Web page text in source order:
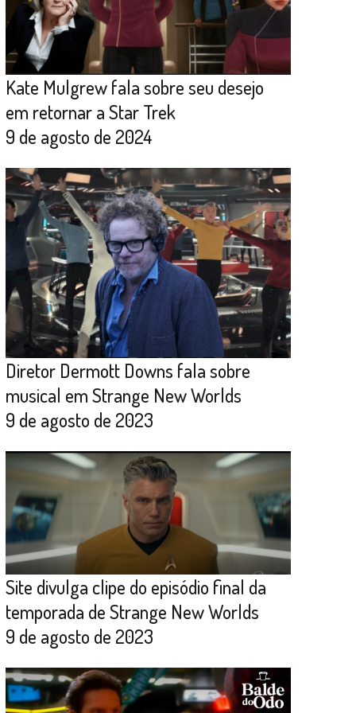
Kate Mulgrew fala sobre seu desejo
em retornar a Star Trek
9 de agosto de 2024
Diretor Dermott Downs fala sobre
musical em Strange New Worlds
9 de agosto de 2023
Site divulga clipe do episódio final da
temporada de Strange New Worlds
9 de agosto de 2023